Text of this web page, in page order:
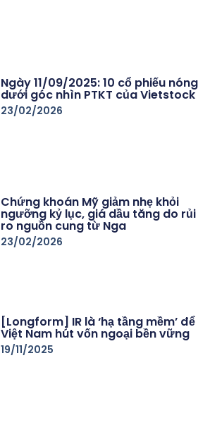
Ngày 11/09/2025: 10 cổ phiếu nóng
dưới góc nhìn PTKT của Vietstock
23/02/2026
Chứng khoán Mỹ giảm nhẹ khỏi
ngưỡng kỷ lục, giá dầu tăng do rủi
ro nguồn cung từ Nga
23/02/2026
[Longform] IR là ‘hạ tầng mềm’ để
Việt Nam hút vốn ngoại bền vững
19/11/2025